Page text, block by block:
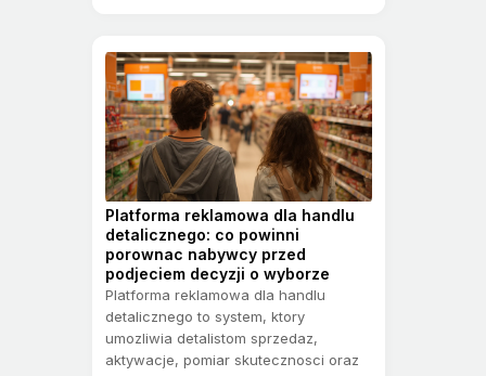
Platforma reklamowa dla handlu
detalicznego: co powinni
porownac nabywcy przed
podjeciem decyzji o wyborze
Platforma reklamowa dla handlu
detalicznego to system, ktory
umozliwia detalistom sprzedaz,
aktywacje, pomiar skutecznosci oraz